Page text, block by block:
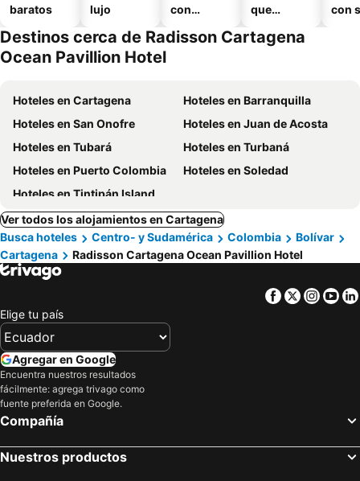
baratos
lujo
con
que
mascotas
con
Destinos cerca de Radisson Cartagena
Ocean Pavillion Hotel
Hoteles en Cartagena
Hoteles en Barranquilla
Hoteles en San Onofre
Hoteles en Juan de Acosta
Hoteles en Tubará
Hoteles en Turbaná
Hoteles en Puerto Colombia
Hoteles en Soledad
Hoteles en Tintipán Island
Ver todos los alojamientos en Cartagena
Busca hoteles
Centro- y Sudamérica Colombia
Bolívar
Cartagena
Radisson Cartagena Ocean Pavillion Hotel
Facebook
Twitter
Elige tu país
Agregar en Google
Encuentra nuestros resultados
fácilmente: agrega trivago como
fuente preferida en Google.
Compañía
Nuestros productos